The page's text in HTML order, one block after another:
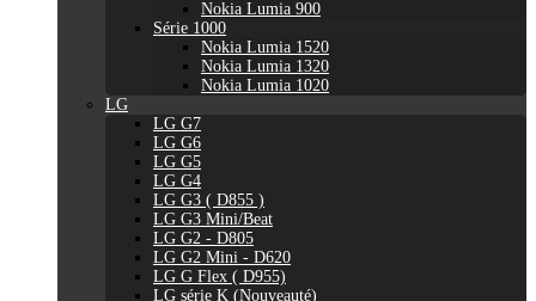
Nokia Lumia 900
Série 1000
Nokia Lumia 1520
Nokia Lumia 1320
Nokia Lumia 1020
LG
LG G7
LG G6
LG G5
LG G4
LG G3 ( D855 )
LG G3 Mini/Beat
LG G2 - D805
LG G2 Mini - D620
LG G Flex ( D955)
LG série K (Nouveauté)